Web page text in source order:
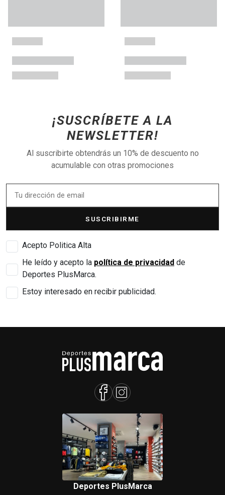
¡SUSCRÍBETE A LA
NEWSLETTER!
Al suscribirte obtendrás un 10% de descuento no
acumulable con otras promociones
SUSCRIBIRME
Acepto Politica Alta
He leído y acepto la política de privacidad de
Deportes PlusMarca.
Estoy interesado en recibir publicidad.
Deportes PlusMarca